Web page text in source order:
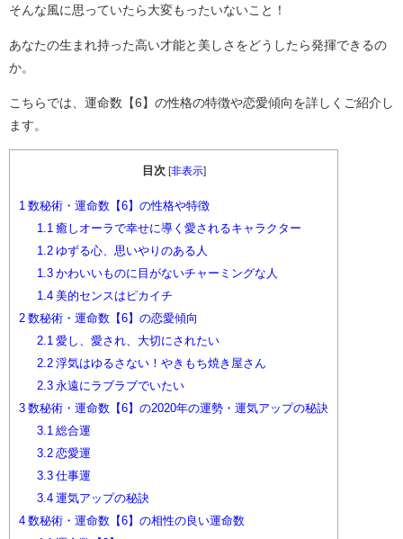
そんな風に思っていたら大変もったいないこと！
あなたの生まれ持った高い才能と美しさをどうしたら発揮できるの
か。
こちらでは、運命数【6】の性格の特徴や恋愛傾向を詳しくご紹介し
ます。
目次 [非表示]
1 数秘術・運命数【6】の性格や特徴
1.1 癒しオーラで幸せに導く愛されるキャラクター
1.2ゆずる心、思いやりのある人
1.3かわいいものに目がないチャーミングな人
1.4美的センスはピカイチ
2 数秘術・運命数【6】の恋愛傾向
2.1 愛し、愛され、大切にされたい
2.2浮気はゆるさない！やきもち焼き屋さん
2.3永遠にラブラブでいたい
3 数秘術・運命数【6】の2020年の運勢・運気アップの秘訣
3.1 総合運
3.2恋愛運
3.3仕事運
3.4運気アップの秘訣
4 数秘術・運命数【6】の相性の良い運命数